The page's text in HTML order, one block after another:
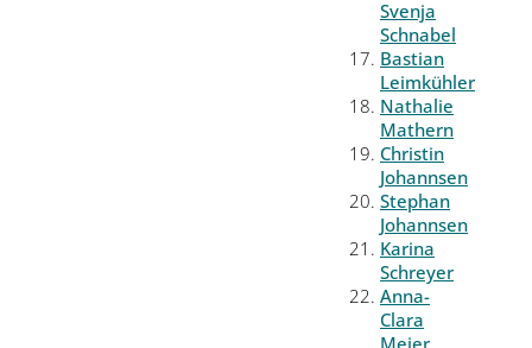
Svenja
Schnabel
Bastian
Leimkühler
Nathalie
Mathern
Christin
Johannsen
Stephan
Johannsen
Karina
Schreyer
Anna-
Clara
Meier